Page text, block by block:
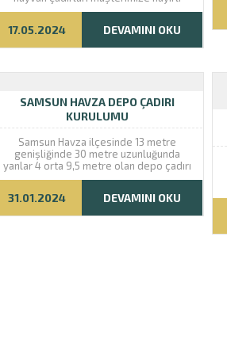
olsun.
17.05.2024 DEVAMINI OKU
SAMSUN HAVZA DEPO ÇADIRI
KURULUMU
Samsun Havza ilçesinde 13 metre
genişliğinde 30 metre uzunluğunda
yanlar 4 orta 9,5 metre olan depo çadırı
kurulumunu gerçekleştirdik. Müşterimize
günlerde kullanmasını temenni ederiz.
31.01.2024 DEVAMINI OKU